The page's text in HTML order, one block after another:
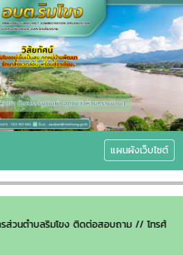
แผนผังเว็บไซต์
วนตำบลริมโขง ติดต่อสอบถาม // โทรศัพท์